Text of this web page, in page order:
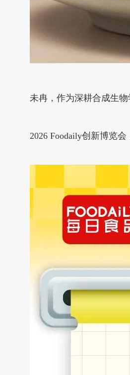
未冉，作为深耕合成生
2026 Foodaily创新博览